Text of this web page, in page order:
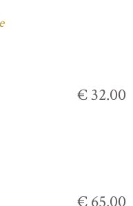
€ 32.00
€ 65.00